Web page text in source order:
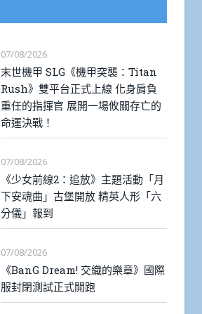
07/08/2026
末世機甲 SLG《機甲突襲：Titan
Rush》雙平台正式上線 化身肩負
重任的指揮官 展開一場攸關存亡的
命運決戰！
07/08/2026
《少女前線2：追放》主題活動「月
下安魂曲」古堡開放 精英人形「六
分儀」報到
07/08/2026
《BanG Dream! 交織的樂章》國際
服封閉測試正式開跑